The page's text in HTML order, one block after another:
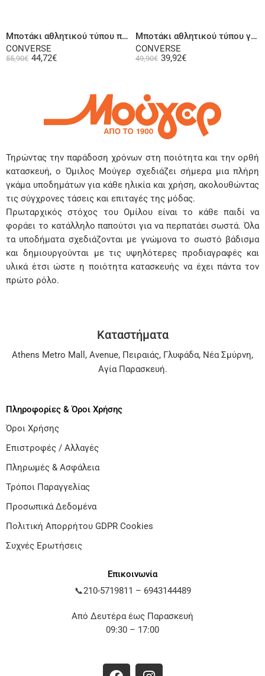
Μποτάκι αθλητικού τύπου πολύχρωμο
CONVERSE
55,90€ 44,72€
Μποτάκι αθλητικού τύπου γκρι
CONVERSE
49,90€ 39,92€
Τηρώντας την παράδοση χρόνων στη ποιότητα και την ορθή
κατασκευή, ο Όμιλος Μούγερ σχεδιάζει σήμερα μια πλήρη
γκάμα υποδημάτων για κάθε ηλικία και χρήση, ακολουθώντας
τις σύγχρονες τάσεις και επιταγές της μόδας.
Πρωταρχικός στόχος του Ομίλου είναι το κάθε παιδί να
φοράει το κατάλληλο παπούτσι για να περπατάει σωστά. Όλα
τα υποδήματα σχεδιάζονται με γνώμονα το σωστό βάδισμα
και δημιουργούνται με τις υψηλότερες προδιαγραφές και
υλικά έτσι ώστε η ποιότητα κατασκευής να έχει πάντα τον
πρώτο ρόλο.
Καταστήματα
Athens Metro Mall , Avenue, Πειραιάς, Γλυφάδα, Νέα Σμύρνη,
Αγία Παρασκευή.
Πληροφορίες & Όροι Χρήσης
Όροι Χρήσης
Επιστροφές / Αλλαγές
Πληρωμές & Ασφάλεια
Τρόποι Παραγγελίας
Προσωπικά Δεδομένα
Πολιτική Απορρήτου GDPR Cookies
Συχνές Ερωτήσεις
Επικοινωνία
📞210-5719811 – 6943144489
Από Δευτέρα έως Παρασκευή
09:30 – 17:00